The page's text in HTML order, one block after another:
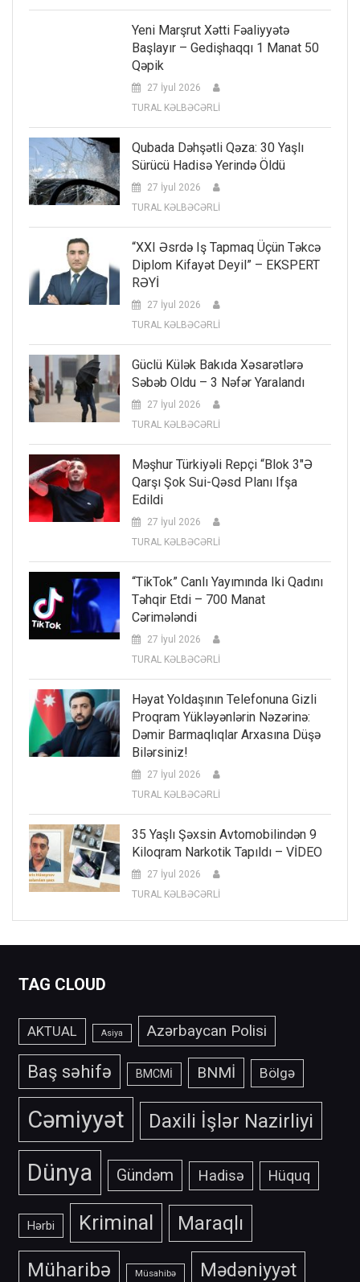
Yeni Marşrut Xətti Fəaliyyətə
Başlayır – Gedişhaqqı 1 Manat 50
Qəpik
27 İyul 2026
TURAL KƏLBƏCƏRLİ
Qubada Dəhşətli Qəza: 30 Yaşlı
Sürücü Hadisə Yerində Öldü
27 İyul 2026
TURAL KƏLBƏCƏRLİ
“XXI Əsrdə Iş Tapmaq Üçün Təkcə
Diplom Kifayət Deyil” – EKSPERT
RƏYİ
27 İyul 2026
TURAL KƏLBƏCƏRLİ
Güclü Külək Bakıda Xəsarətlərə
Səbəb Oldu – 3 Nəfər Yaralandı
27 İyul 2026
TURAL KƏLBƏCƏRLİ
Məşhur Türkiyəli Repçi “Blok 3″ə
Qarşı Şok Sui-Qəsd Planı Ifşa
Edildi
27 İyul 2026
TURAL KƏLBƏCƏRLİ
“TikTok” Canlı Yayımında Iki Qadını
Təhqir Etdi – 700 Manat
Cərimələndi
27 İyul 2026
TURAL KƏLBƏCƏRLİ
Həyat Yoldaşının Telefonuna Gizli
Proqram Yükləyənlərin Nəzərinə:
Dəmir Barmaqlıqlar Arxasına Düşə
Bilərsiniz!
27 İyul 2026
TURAL KƏLBƏCƏRLİ
35 Yaşlı Şəxsin Avtomobilindən 9
Kiloqram Narkotik Tapıldı – VİDEO
27 İyul 2026
TURAL KƏLBƏCƏRLİ
TAG CLOUD
AKTUAL Asiya Azərbaycan Polisi
Baş səhifə BMCMİ BNMİ Bölgə
Cəmiyyət Daxili İşlər Nazirliyi
Dünya Gündəm Hadisə Hüquq
Hərbi Kriminal Maraqlı
Müharibə Müsahibə Mədəniyyət